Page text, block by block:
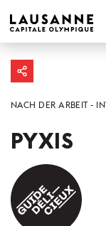
NACH DER ARBEIT
PYXIS